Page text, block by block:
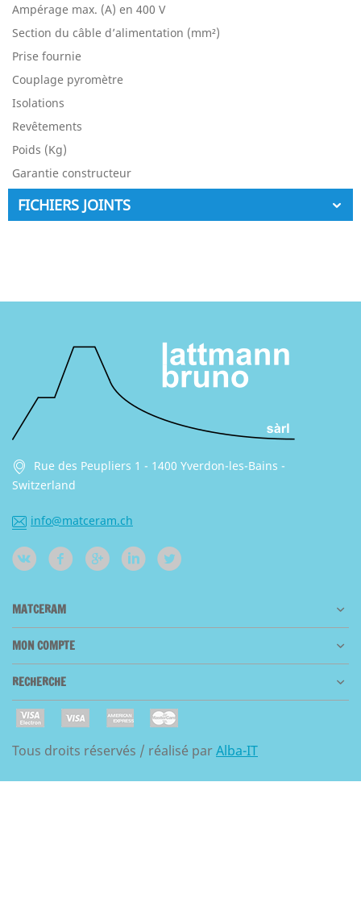
Ampérage max. (A) en 400 V
Section du câble d’alimentation (mm²)
Prise fournie
Couplage pyromètre
Isolations
Revêtements
Poids (Kg)
Garantie constructeur
FICHIERS JOINTS
Rue des Peupliers 1 - 1400 Yverdon-les-Bains -
Switzerland
info@matceram.ch
MATCERAM
MON COMPTE
RECHERCHE
Tous droits réservés / réalisé parAlba-IT